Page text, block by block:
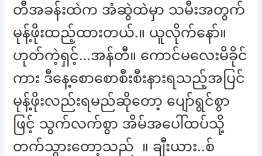
တီအခန်းထဲက အံဆွဲထဲမှာ သမီးအတွက်
မုန့်ဖိုးထည့်ထားတယ်.။ ယူလိုက်နော်။
ဟုတ်ကဲ့ရှင့်…အန်တီ။ ကောင်မလေးမိခိုင်
ကား ဒီနေ့စောစောစီးစီးနားရသည့်အပြင်
မုန့်ဖိုးလည်းရမည်ဆိုတော့ ပျော်ရွင်စွာ
ဖြင့် သွက်လက်စွာ အိမ်အပေါ်ထပ်သို့
တက်သွားတော့သည် ။ ချီးယား..စ်